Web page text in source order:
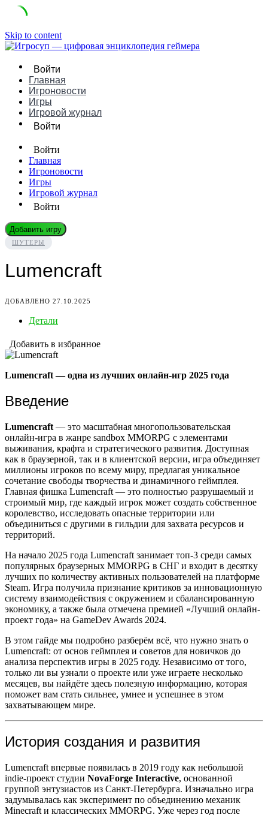
Skip to content
Войти
Главная
Игроновости
Игры
Игровой журнал
Войти
Войти
Главная
Игроновости
Игры
Игровой журнал
Войти
Добавить игру
ШУТЕРЫ
Lumencraft
ДОБАВЛЕНО 27.10.2025
Детали
Добавить в избранное
Lumencraft — одна из лучших онлайн-игр 2025 года
Введение
Lumencraft — это масштабная многопользовательская
онлайн-игра в жанре sandbox MMORPG с элементами
выживания, крафта и стратегического развития. Доступная
как в браузерной, так и в клиентской версии, игра объединяет
миллионы игроков по всему миру, предлагая уникальное
сочетание свободы творчества и динамичного геймплея.
Главная фишка Lumencraft — это полностью разрушаемый и
строимый мир, где каждый игрок может создать собственное
королевство, исследовать опасные территории или
объединиться с другими в гильдии для захвата ресурсов и
территорий.
На начало 2025 года Lumencraft занимает топ-3 среди самых
популярных браузерных MMORPG в СНГ и входит в десятку
лучших по количеству активных пользователей на платформе
Steam. Игра получила признание критиков за инновационную
систему взаимодействия с окружением и сбалансированную
экономику, а также была отмечена премией «Лучший онлайн-
проект года» на GameDev Awards 2024.
В этом гайде мы подробно разберём всё, что нужно знать о
Lumencraft: от основ геймплея и советов для новичков до
анализа перспектив игры в 2025 году. Независимо от того,
только ли вы узнали о проекте или уже играете несколько
месяцев, вы найдёте здесь полезную информацию, которая
поможет вам стать сильнее, умнее и успешнее в этом
захватывающем мире.
История создания и развития
Lumencraft впервые появилась в 2019 году как небольшой
indie-проект студии NovaForge Interactive, основанной
группой энтузиастов из Санкт-Петербурга. Изначально игра
задумывалась как эксперимент по объединению механик
Minecraft и классических MMORPG. Уже через год после